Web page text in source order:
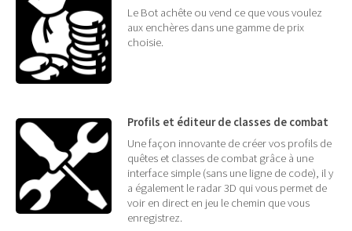
Le Bot achête ou vend ce que vous voulez
aux enchères dans une gamme de prix
choisie.
Profils et éditeur de classes de combat
Une façon innovante de créer vos profils de
quêtes et classes de combat grâce à une
interface simple (sans une ligne de code), il y
a également le radar 3D qui vous permet de
voir en direct en jeu le chemin que vous
enregistrez.